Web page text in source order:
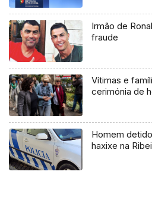
Irmão de
fraude
Vítimas e
cerimónia de
Homem
haxixe na